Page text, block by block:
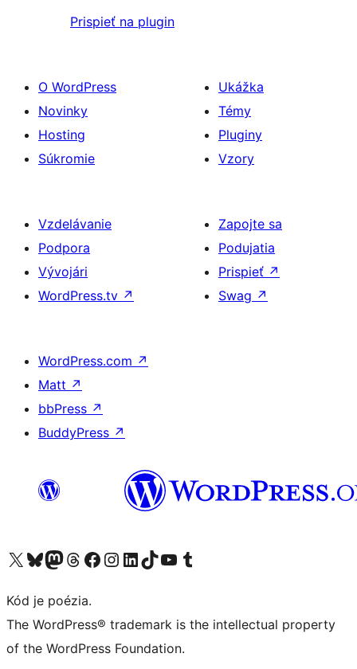
Prispieť na plugin
O WordPress
Novinky
Hosting
Súkromie
Ukážka
Témy
Pluginy
Vzory
Vzdelávanie
Podpora
Vývojári
WordPress.tv ↗
Zapojte sa
Podujatia
Prispieť ↗
Swag ↗
WordPress.com ↗
Matt ↗
bbPress ↗
BuddyPress ↗
Navštívte náš účet na X (predtým Twitter)
Navštívte náš účet na platforme Bluesky
Navštívte náš účet na Mastodone
Navštívte náš účet na platforme Threads
Navštívte našu stránku na Facebooku
Navštívte náš účet Instagram
Navštívte náš účet LinkedIn
Navštívte náš účet na platforme TikTok
Navštívte náš kanál YouTube
Navštívte náš účet na platforme Tumblr
Kód je poézia.
The WordPress® trademark is the intellectual property
of the WordPress Foundation.